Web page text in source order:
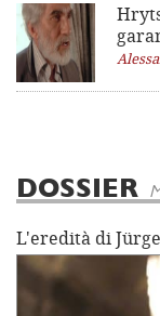
DOSSIER
L'eredità di